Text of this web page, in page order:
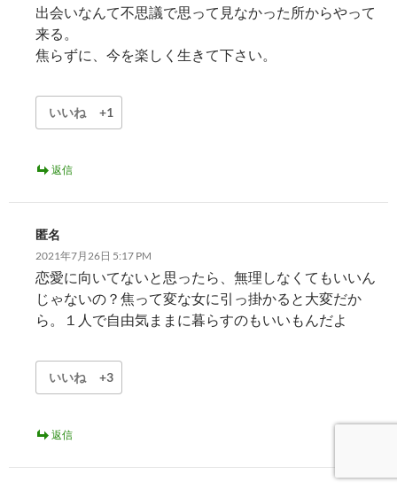
出会いなんて不思議で思って見なかった所からやって
来る。
焦らずに、今を楽しく生きて下さい。
いいね +1
返信
匿名
2021年7月26日 5:17 PM
恋愛に向いてないと思ったら、無理しなくてもいいん
じゃないの？焦って変な女に引っ掛かると大変だか
ら。１人で自由気ままに暮らすのもいいもんだよ
いいね +3
返信